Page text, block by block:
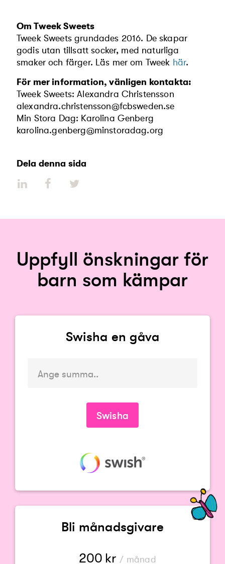
Om Tweek Sweets
Tweek Sweets grundades 2016. De skapar
godis utan tillsatt socker, med naturliga
smaker och färger. Läs mer om Tweek här.
För mer information, vänligen kontakta:
Tweek Sweets: Alexandra Christensson
alexandra.christensson@fcbsweden.se
Min Stora Dag: Karolina Genberg
karolina.genberg@minstoradag.org
Dela denna sida
Uppfyll önskningar för
barn som kämpar
Swisha en gåva
Swisha
Bli månadsgivare
200 kr / månad